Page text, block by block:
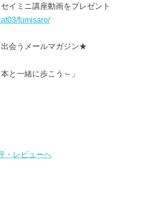
イミニ講座動画をプレゼント
fumisaro/
会うメールマガジン★
と一緒に歩こう～」